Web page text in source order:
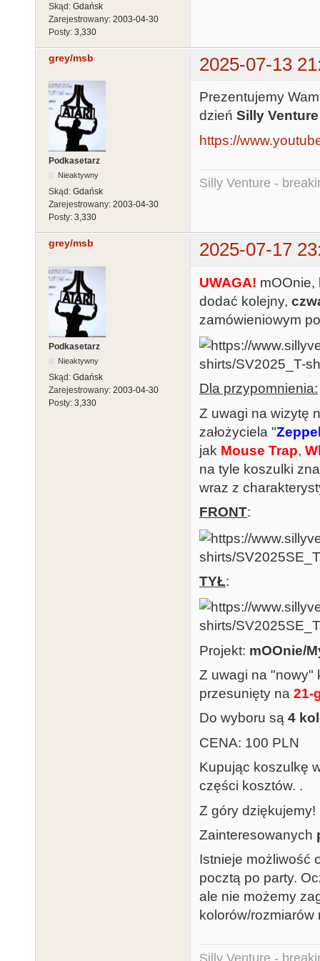
Skąd: Gdańsk
Zarejestrowany: 2003-04-30
Posty: 3,330
grey/msb 2025-07-13
Podkasetarz
Nieaktywny
Skąd: Gdańsk
Zarejestrowany: 2003-04-30
Posty: 3,330
Prezentujemy
dzień Silly
https://
Silly Venture -
grey/msb 2025-07-17
Podkasetarz
Nieaktywny
Skąd: Gdańsk
Zarejestrowany: 2003-04-30
Posty: 3,330
UWAGA! mOOnie,
dodać kolejny,
zamówieniowym
Dla przypomnienia:
Z uwagi na wizytę
założyciela "
jak Mouse Trap,
na tyle koszulki
wraz z
FRONT:
TYŁ:
Projekt: mOOnie/
Z uwagi na "nowy"
przesunięty na 21-
Do wyboru są 4
CENA: 100 PLN
Kupując koszulkę
części kosztów. .
Z góry dziękujemy!
Zainteresowanych
Istnieje możliwość
pocztą po party.
ale nie możemy
kolorów/rozmiarów